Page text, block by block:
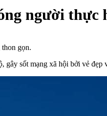
người thực
gọn.
sốt mạng xã hội bởi vẻ